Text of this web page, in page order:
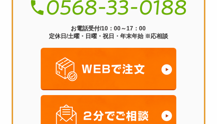
お電話受付/10：00～17：00
定休日/土曜・日曜・祝日・年末年始 ※応相談